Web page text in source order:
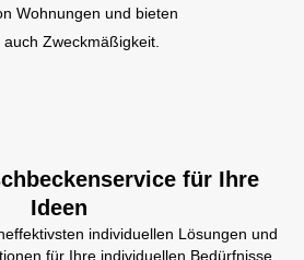
Wohnungen und bieten
Zweckmäßigkeit.
für Ihre
Ideen
individuellen Lösungen und
für Ihre individuellen Bedürfnisse